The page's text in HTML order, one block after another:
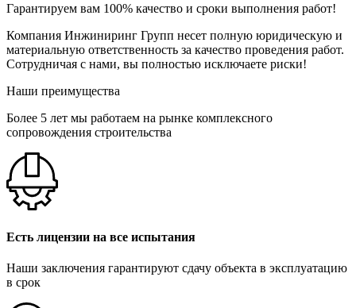
Гарантируем вам 100% качество и сроки выполнения работ!
Компания Инжиниринг Групп несет полную юридическую и
материальную ответственность за качество проведения работ.
Сотрудничая с нами, вы полностью исключаете риски!
Наши преимущества
Более 5 лет мы работаем на рынке комплексного
сопровождения строительства
Есть лицензии на все испытания
Наши заключения гарантируют сдачу объекта в эксплуатацию
в срок